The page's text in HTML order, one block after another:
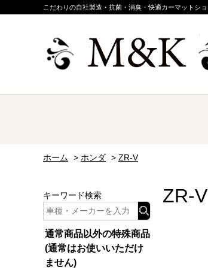
こだわりの自社製造・抗菌・消臭・快適カーマットシ
ホーム > ホンダ > ZR-V
キーワード検索
通常商品以外の特殊商品
(通常はお使いいただけ
ません)
ZR-V